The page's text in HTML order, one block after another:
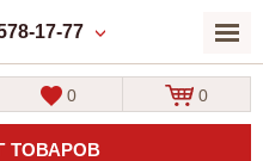
17-77
ТОВАРОВ
0 0